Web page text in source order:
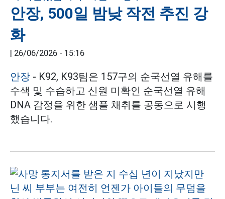
안장, 500일 밤낮 작전 추진 강
화
26/06/2026 - 15:16
안장 - K92, K93팀은 157구의 순국선열 유해를
수색 및 수습하고 신원 미확인 순국선열 유해
DNA 감정을 위한 샘플 채취를 공동으로 시행
했습니다.